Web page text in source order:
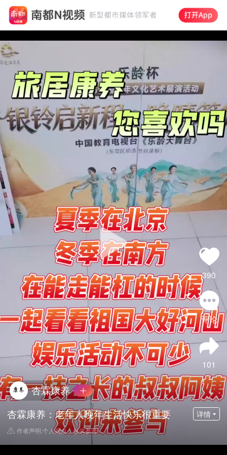
390
评论
101
杏霖康养
杏霖康养：老年人晚年生活快乐很重要
详情
作者声明:个人观点，仅供参考